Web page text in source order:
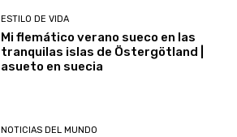
ESTILO DE VIDA
Mi flemático verano sueco en las
tranquilas islas de Östergötland |
asueto en suecia
NOTICIAS DEL MUNDO